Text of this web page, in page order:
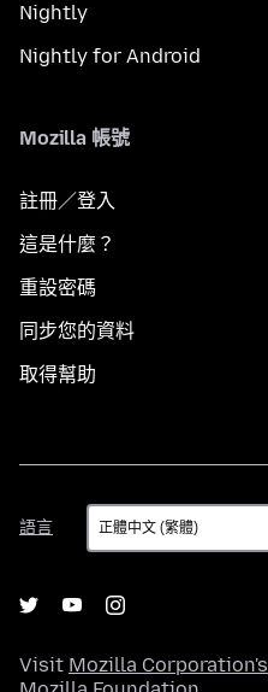
Nightly
Nightly for Android
Mozilla 帳號
註冊／登入
這是什麼？
重設密碼
同步您的資料
取得幫助
語言
語
言
Visit Mozilla Corporation's